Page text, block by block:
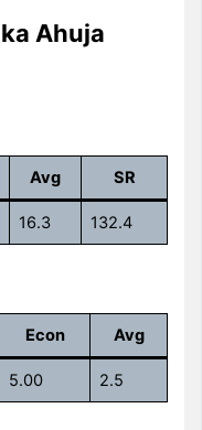
Ahuja
Avg SR
16.3 132.4
Econ Avg
5.00 2.5